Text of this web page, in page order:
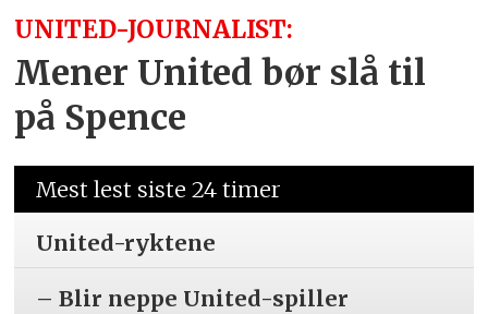
UNITED-JOURNALIST:
Mener United bør slå til
på Spence
Mest lest siste 24 timer
United-ryktene
– Blir neppe United-spiller